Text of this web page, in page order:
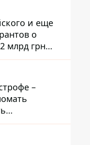
и еще
о
млрд грн
в
–
базовую